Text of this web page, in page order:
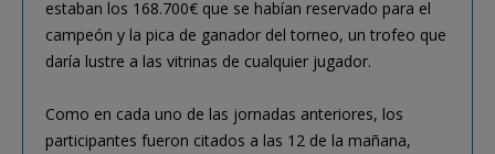
estaban los 168.700€ que se habían reservado para el
campeón y la pica de ganador del torneo, un trofeo que
daría lustre a las vitrinas de cualquier jugador.
Como en cada uno de las jornadas anteriores, los
participantes fueron citados a las 12 de la mañana,